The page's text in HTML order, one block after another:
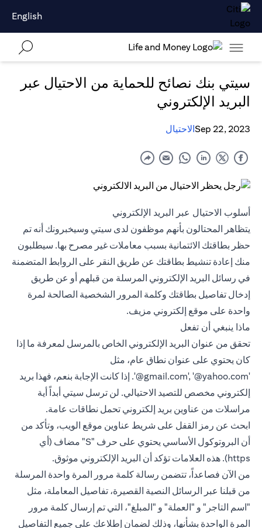
English
سيتي بنك نصائح للحماية من الاحتيال عبر
البريد الإلكتروني
Sep 22, 2023الاحتيال
أسلوب الاحتيال عبر البريد الإلكتروني
يتظاهر المحتالون بأنهم موظفون لدى سيتي وسيخبرونك أنه تم
حظر بطاقتك الائتمانية بسبب معاملات غير مصرح بها. سيطلبون
منك إعادة تنشيط بطاقتك عن طريق النقر على الروابط المتضمنة
في رسائل البريد الإلكتروني المرسلة من قبلهم أو عن طريق
إدخال تفاصيل بطاقتك وكلمة المرور الشخصية الصالحة لمرة
واحدة على موقع إلكتروني مزيف.
ماذا ينبغي أن تفعل
تحقق من عنوان البريد الإلكتروني الخاص بالمرسل لمعرفة ما إذا
كان يحتوي على عنوان نطاق عام، مثل
‎‎‎‎'@gmail.com', ‎'@yahoo.com‎'‎. إذا كانت الإجابة بنعم، فهذا بريد
إلكتروني مخصص للتصيد الاحتيالي. لن ترسل سيتي أبداً أية
مراسلات من عناوين بريد إلكتروني تحمل نطاقات عامة.
ابحث عن رمز القفل على شريط عناوين موقع الويب، وتأكد من
أن البروتوكول الأساسي يحتوي على حرف "S" مضاف (أي
https). هذه العلامات تؤكد أن البريد الإلكتروني موثوق.
من الآن فصاعداً، تتضمن رسالة كلمة مرور المرة واحدة المرسلة
من قبلنا عبر الرسائل النصية القصيرة، تفاصيل المعاملة، مثل
"اسم التاجر" و "العملة" و "المبلغ"، التي تم إرسال كلمة مرور
المرة الواحدة بشأنها، وذلك لضمان إطلاعك على جميع التفاصيل